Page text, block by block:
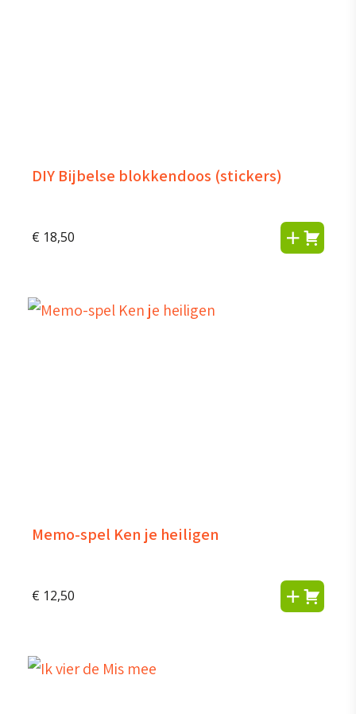
DIY Bijbelse blokkendoos (stickers)
€ 18,50
Memo-spel Ken je heiligen
€ 12,50